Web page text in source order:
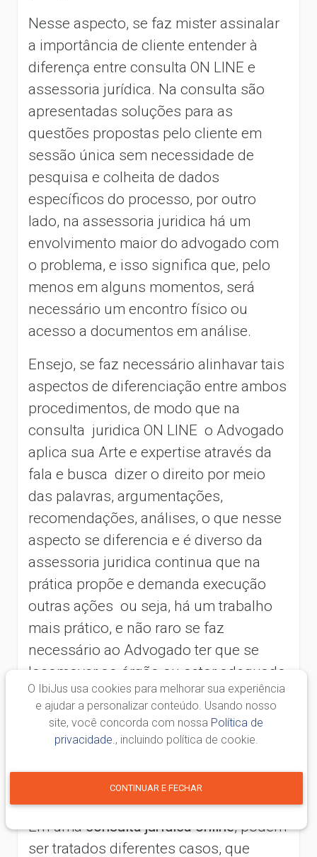
Nesse aspecto, se faz mister assinalar
a importância de cliente entender à
diferença entre consulta ON LINE e
assessoria jurídica. Na consulta são
apresentadas soluções para as
questões propostas pelo cliente em
sessão única sem necessidade de
pesquisa e colheita de dados
específicos do processo, por outro
lado, na assessoria juridica há um
envolvimento maior do advogado com
o problema, e isso significa que, pelo
menos em alguns momentos, será
necessário um encontro físico ou
acesso a documentos em análise.
Ensejo, se faz necessário alinhavar tais
aspectos de diferenciação entre ambos
procedimentos, de modo que na
consulta juridica ON LINE o Advogado
aplica sua Arte e expertise através da
fala e busca dizer o direito por meio
das palavras, argumentações,
recomendações, análises, o que nesse
aspecto se diferencia e é diverso da
assessoria juridica continua que na
prática propõe e demanda execução
outras ações ou seja, há um trabalho
mais prático, e não raro se faz
necessário ao Advogado ter que se
locomover ao órgão ou setor adequado,
fim de carrear informações necessárias
que o habilite a opinar ou atuar na
defesa do cliente.
O que pode ser tratados na consulta
jurídica online?
Em umaconsulta jurídica online, podem
ser tratados diferentes casos, que
O IbiJus usa cookies para melhorar sua experiência
e ajudar a personalizar conteúdo. Usando nosso
site, você concorda com nossa Política de
privacidade., incluindo política de cookie.
CONTINUAR E FECHAR